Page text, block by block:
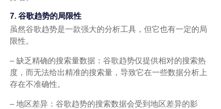
7. 谷歌趋势的局限性
虽然谷歌趋势是一款强大的分析工具，但它也有一定的局
限性。
– 缺乏精确的搜索量数据：谷歌趋势仅提供相对的搜索热
度，而无法给出精准的搜索量，导致它在一些数据分析上
存在不准确性。
– 地区差异：谷歌趋势的搜索数据会受到地区差异的影